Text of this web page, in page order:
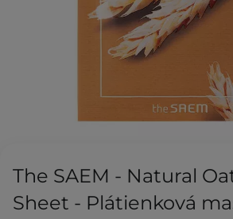
The SAEM - Natural
Sheet - Plátienková